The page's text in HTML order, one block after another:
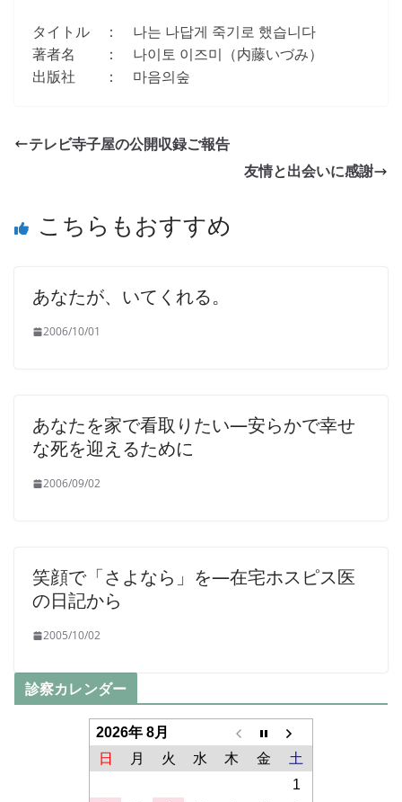
タイトル ： 나는 나답게 죽기로 했습니다
著者名 ： 나이토 이즈미（内藤いづみ）
出版社 ： 마음의숲
テレビ寺子屋の公開収録ご報告
友情と出会いに感謝
こちらもおすすめ
あなたが、いてくれる。
2006/10/01
あなたを家で看取りたい―安らかで幸せ
な死を迎えるために
2006/09/02
笑顔で「さよなら」を―在宅ホスピス医
の日記から
2005/10/02
診察カレンダー
2026年 8月
日
月 火 水 木 金
土
1